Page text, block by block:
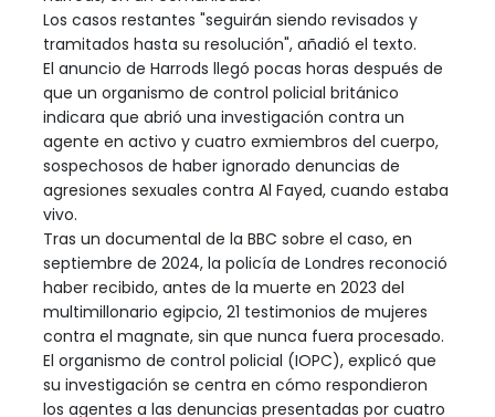
Los casos restantes "seguirán siendo revisados y
tramitados hasta su resolución", añadió el texto.
El anuncio de Harrods llegó pocas horas después de
que un organismo de control policial británico
indicara que abrió una investigación contra un
agente en activo y cuatro exmiembros del cuerpo,
sospechosos de haber ignorado denuncias de
agresiones sexuales contra Al Fayed, cuando estaba
vivo.
Tras un documental de la BBC sobre el caso, en
septiembre de 2024, la policía de Londres reconoció
haber recibido, antes de la muerte en 2023 del
multimillonario egipcio, 21 testimonios de mujeres
contra el magnate, sin que nunca fuera procesado.
El organismo de control policial (IOPC), explicó que
su investigación se centra en cómo respondieron
los agentes a las denuncias presentadas por cuatro